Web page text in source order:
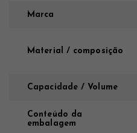
Marca
Material / composição
Capacidade / Volume
Conteúdo da
embalagem